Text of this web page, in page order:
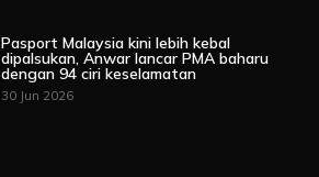
Pasport Malaysia kini lebih kebal
dipalsukan, Anwar lancar PMA baharu
dengan 94 ciri keselamatan
30 Jun 2026